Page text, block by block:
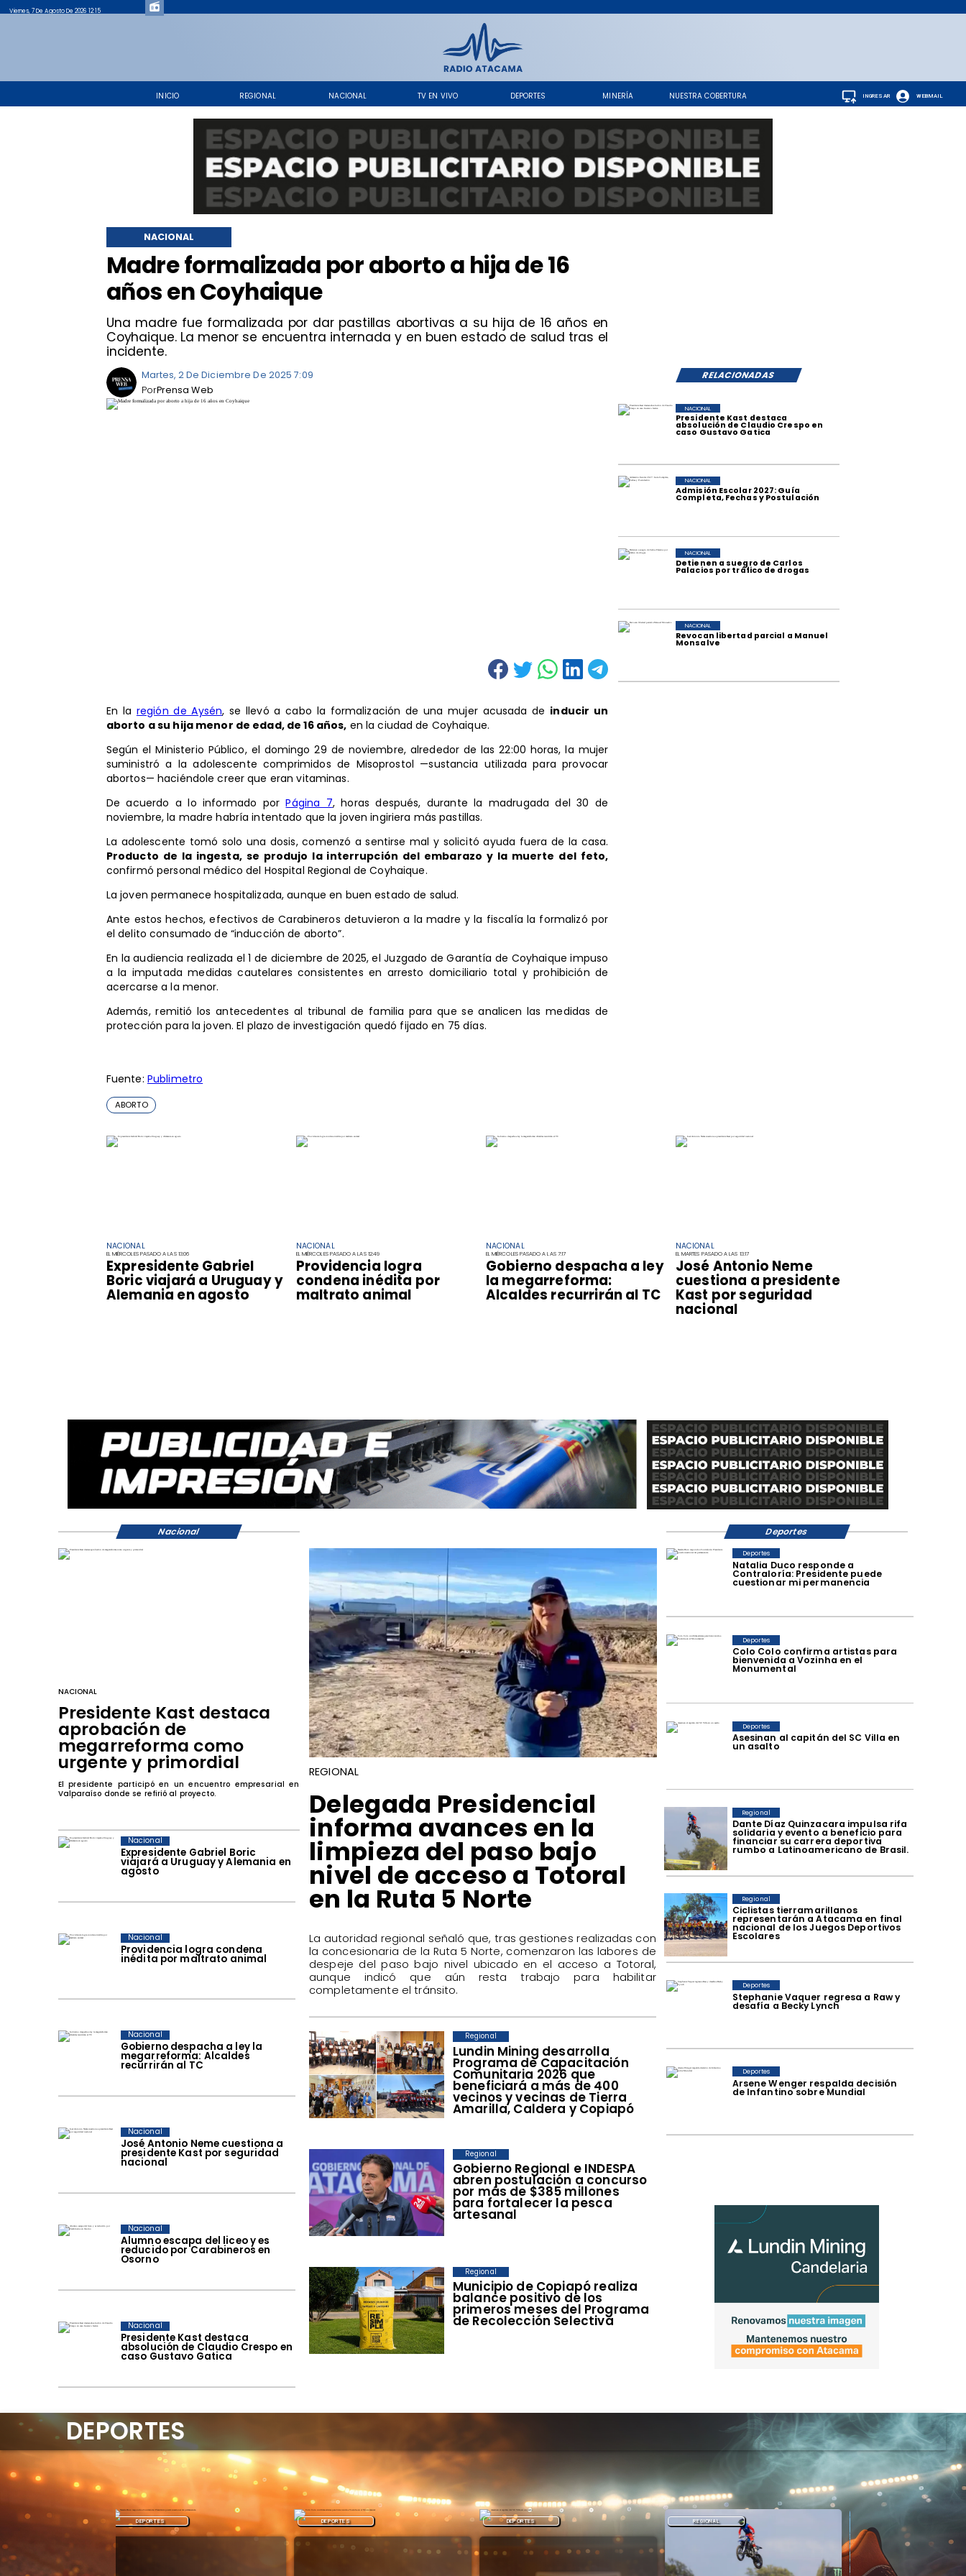
INICIO REGIONAL NACIONAL TV EN VIVO DEPORTES MINERÍA NUESTRA COBERTURA
Viernes, 7 De Agosto De 2026 12:15
WEBMAIL
INGRESAR
Madre formalizada por aborto a hija de 16
años en Coyhaique
Una madre fue formalizada por dar pastillas abortivas a su hija de 16 años en
Coyhaique. La menor se encuentra internada y en buen estado de salud tras el
incidente.
NACIONAL
RELACIONADAS
Martes, 2 De Diciembre De 2025 7:09
Prensa Web
Por
NACIONAL
EL MIÉRCOLES PASADO A LAS 13:06
Expresidente Gabriel
Boric viajará a Uruguay y
Alemania en agosto
NACIONAL
EL MIÉRCOLES PASADO A LAS 12:49
Providencia logra
condena inédita por
maltrato animal
NACIONAL
EL MIÉRCOLES PASADO A LAS 7:17
Gobierno despacha a ley
la megarreforma:
Alcaldes recurrirán al TC
NACIONAL
EL MARTES PASADO A LAS 13:17
José Antonio Neme
cuestiona a presidente
Kast por seguridad
nacional
Presidente Kast destaca
absolución de Claudio Crespo en
caso Gustavo Gatica
NACIONAL
Admisión Escolar 2027: Guía
Completa, Fechas y Postulación
NACIONAL
Detienen a suegro de Carlos
Palacios por tráfico de drogas
NACIONAL
Revocan libertad parcial a Manuel
Monsalve
NACIONAL
En la región de Aysén, se llevó a cabo la formalización de una mujer acusada de inducir un
aborto a su hija menor de edad, de 16 años, en la ciudad de Coyhaique.
Según el Ministerio Público, el domingo 29 de noviembre, alrededor de las 22:00 horas, la mujer
suministró a la adolescente comprimidos de Misoprostol —sustancia utilizada para provocar
abortos— haciéndole creer que eran vitaminas.
De acuerdo a lo informado porPágina 7, horas después, durante la madrugada del 30 de
noviembre, la madre habría intentado que la joven ingiriera más pastillas.
La adolescente tomó solo una dosis, comenzó a sentirse mal y solicitó ayuda fuera de la casa.
Producto de la ingesta, se produjo la interrupción del embarazo y la muerte del feto,
confirmó personal médico del Hospital Regional de Coyhaique.
La joven permanece hospitalizada, aunque en buen estado de salud.
Ante estos hechos, efectivos de Carabineros detuvieron a la madre y la fiscalía la formalizó por
el delito consumado de “inducción de aborto”.
En la audiencia realizada el 1 de diciembre de 2025, el Juzgado de Garantía de Coyhaique impuso
a la imputada medidas cautelares consistentes en arresto domiciliario total y prohibición de
acercarse a la menor.
Además, remitió los antecedentes al tribunal de familia para que se analicen las medidas de
protección para la joven. El plazo de investigación quedó fijado en 75 días.
Fuente: Publimetro
ABORTO
Natalia Duco responde a
Contraloría: Presidente puede
cuestionar mi permanencia
Deportes
Colo Colo confirma artistas para
bienvenida a Vozinha en el
Monumental
Deportes
Asesinan al capitán del SC Villa en
un asalto
Deportes
Dante Díaz Quinzacara impulsa rifa
solidaria y evento a beneficio para
financiar su carrera deportiva
rumbo a Latinoamericano de Brasil.
Regional
​Ciclistas tierramarillanos
representarán a Atacama en final
nacional de los Juegos Deportivos
Escolares
Regional
Stephanie Vaquer regresa a Raw y
desafía a Becky Lynch
Deportes
Arsene Wenger respalda decisión
de Infantino sobre Mundial
Deportes
Expresidente Gabriel Boric
viajará a Uruguay y Alemania en
agosto
Nacional
Providencia logra condena
inédita por maltrato animal
Nacional
Gobierno despacha a ley la
megarreforma: Alcaldes
recurrirán al TC
Nacional
José Antonio Neme cuestiona a
presidente Kast por seguridad
nacional
Nacional
Alumno escapa del liceo y es
reducido por Carabineros en
Osorno
Nacional
Presidente Kast destaca
absolución de Claudio Crespo en
caso Gustavo Gatica
Nacional
​Lundin Mining desarrolla
Programa de Capacitación
Comunitaria 2026 que
beneficiará a más de 400
vecinos y vecinas de Tierra
Amarilla, Caldera y Copiapó
Regional
​Gobierno Regional e INDESPA
abren postulación a concurso
por más de $385 millones
para fortalecer la pesca
artesanal
Regional
​Municipio de Copiapó realiza
balance positivo de los
primeros meses del Programa
de Recolección Selectiva
Regional
NACIONAL
Presidente Kast destaca
aprobación de
megarreforma como
urgente y primordial
El presidente participó en un encuentro empresarial en
Valparaíso donde se refirió al proyecto.
REGIONAL
​Delegada Presidencial
informa avances en la
limpieza del paso bajo
nivel de acceso a Totoral
en la Ruta 5 Norte
La autoridad regional señaló que, tras gestiones realizadas con
la concesionaria de la Ruta 5 Norte, comenzaron las labores de
despeje del paso bajo nivel ubicado en el acceso a Totoral,
aunque indicó que aún resta trabajo para habilitar
completamente el tránsito.
Nacional Deportes
DEPORTES DEPORTES REGIONAL REGIONAL
DEPORTES